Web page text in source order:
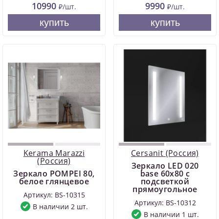
10990 ₽/шт.
купить
9990 ₽/шт.
купить
Kerama Marazzi
(Россия)
Зеркало POMPEI 80,
белое глянцевое
Артикул: BS-10315
В наличии 2 шт.
Cersanit (Россия)
Зеркало LED 020
base 60x80 с
подсветкой
прямоугольное
Артикул: BS-10312
В наличии 1 шт.